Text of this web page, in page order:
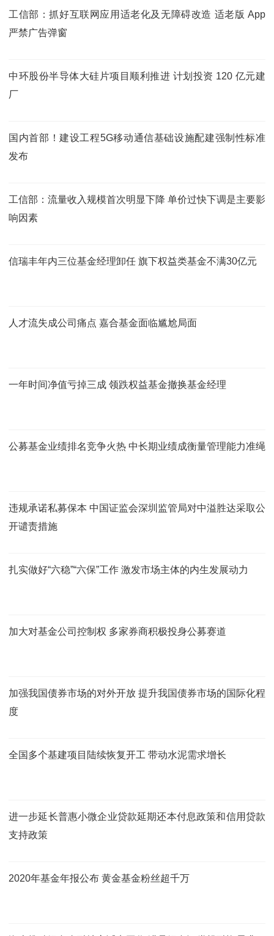
工信部：抓好互联网应用适老化及无障碍改造 适老版 App
严禁广告弹窗
中环股份半导体大硅片项目顺利推进 计划投资 120 亿元建
厂
国内首部！建设工程5G移动通信基础设施配建强制性标准
发布
工信部：流量收入规模首次明显下降 单价过快下调是主要影
响因素
信瑞丰年内三位基金经理卸任 旗下权益类基金不满30亿元
人才流失成公司痛点 嘉合基金面临尴尬局面
一年时间净值亏掉三成 领跌权益基金撤换基金经理
公募基金业绩排名竞争火热 中长期业绩成衡量管理能力准绳
违规承诺私募保本 中国证监会深圳监管局对中溢胜达采取公
开谴责措施
扎实做好“六稳”“六保”工作 激发市场主体的内生发展动力
加大对基金公司控制权 多家券商积极投身公募赛道
加强我国债券市场的对外开放 提升我国债券市场的国际化程
度
全国多个基建项目陆续恢复开工 带动水泥需求增长
进一步延长普惠小微企业贷款延期还本付息政策和信用贷款
支持政策
2020年基金年报公布 黄金基金粉丝超千万